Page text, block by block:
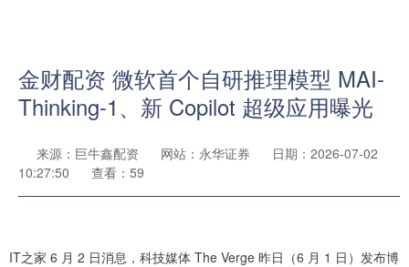
金财配资 微软首个自研推理模型 MAI-
Thinking-1、新 Copilot 超级应用曝光
来源：巨牛鑫配资 网站：永华证券
日期：2026-07-02
10:27:50
查看：59
IT之家 6 月 2 日消息，科技媒体 The Verge 昨日（6 月 1 日）发布博